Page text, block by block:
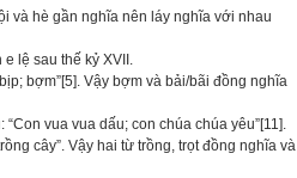
và hè gần nghĩa nên láy nghĩa với nhau
lệ sau thế kỷ XVII.
bợm”[5]. Vậy bợm và bải/bãi đồng nghĩa
vua vua dấu; con chúa chúa yêu”[11].
cây”. Vậy hai từ trồng, trọt đồng nghĩa và